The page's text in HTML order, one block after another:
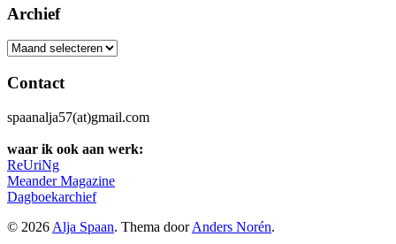
Archief
Archief
Contact
spaanalja57(at)gmail.com
waar ik ook aan werk:
ReUriNg
Meander Magazine
Dagboekarchief
© 2026 Alja Spaan. Thema doorAnders Norén.